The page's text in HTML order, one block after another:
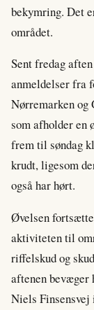
bekymring. Det
området.
Sent fredag
anmeldelser fra
Nørremarken
som afholder en
frem til søndag
krudt, ligesom
også har hørt.
Øvelsen
aktiviteten til
riffelskud og
aftenen
Niels